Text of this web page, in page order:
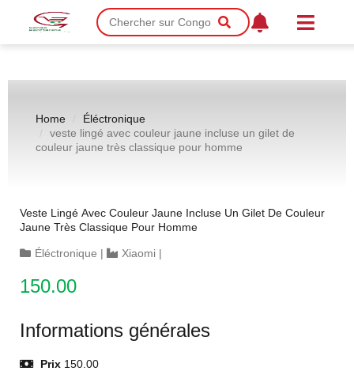
Home
Éléctronique
veste lingé avec couleur jaune incluse un gilet de
couleur jaune très classique pour homme
Veste Lingé Avec Couleur Jaune Incluse Un Gilet De Couleur
Jaune Très Classique Pour Homme
Éléctronique | Xiaomi |
150.00
Informations générales
Prix 150.00